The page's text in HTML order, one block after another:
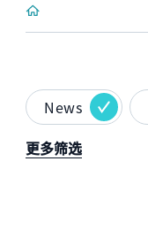
News
更多筛选